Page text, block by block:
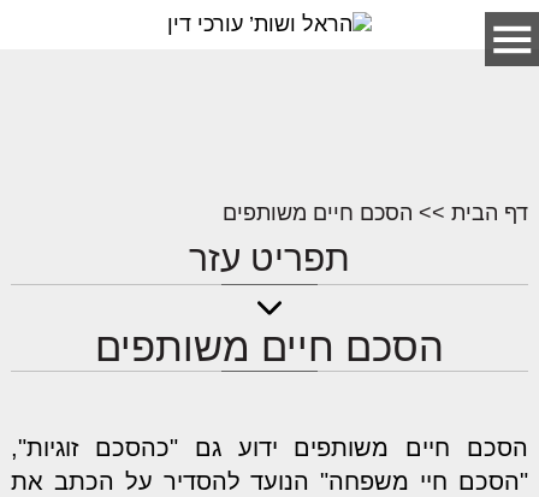
דף הבית>> הסכם חיים משותפים
תפריט עזר
דף הבית
מאמרים
הסכם חיים משותפים
הסכם חיים משותפים ידוע גם "כהסכם זוגיות",
"הסכם חיי משפחה" הנועד להסדיר על הכתב את